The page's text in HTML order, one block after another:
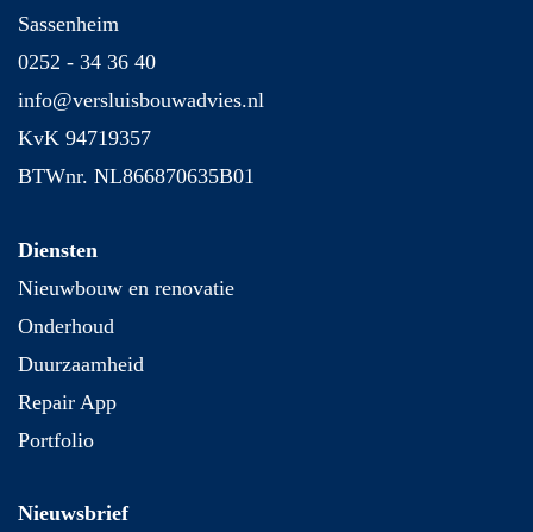
Sassenheim
0252 - 34 36 40
info@versluisbouwadvies.nl
KvK 94719357
BTWnr. NL866870635B01
Diensten
Nieuwbouw en renovatie
Onderhoud
Duurzaamheid
Repair App
Portfolio
Nieuwsbrief